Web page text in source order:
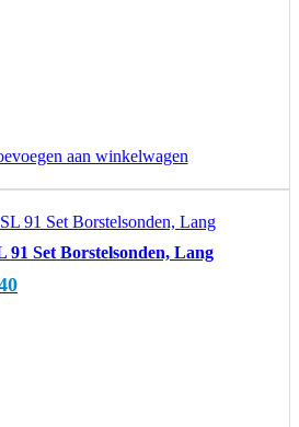
aan winkelwagen
91 Set Borstelsonden, Lang